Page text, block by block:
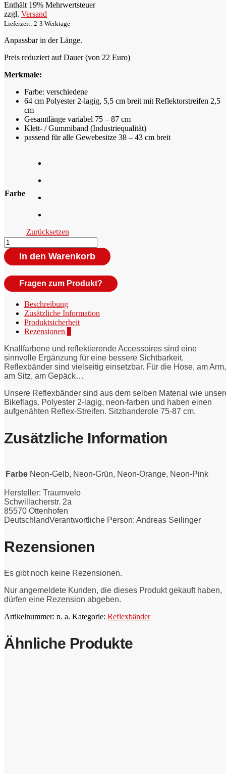
bis
Enthält 19% Mehrwertsteuer
zzgl. Versand
Lieferzeit: 2-3 Werktage
Anpassbar in der Länge.
Preis reduziert auf Dauer (von 22 Euro)
Merkmale:
Farbe: verschiedene
64 cm Polyester 2-lagig, 5,5 cm breit mit Reflektorstreifen 2,5
cm
Gesamtlänge variabel 75 – 87 cm
Klett- / Gummiband (Industriequalität)
passend für alle Gewebesitze 38 – 43 cm breit
Farbe
Zurücksetzen
Reflexband
Sitz
MengeIn den Warenkorb
Fragen zum Produkt?
Beschreibung
Zusätzliche Information
Produktsicherheit
Rezensionen
Knallfarbene und reflektierende Accessoires sind eine
sinnvolle Ergänzung für eine bessere Sichtbarkeit.
Reflexbänder sind vielseitig einsetzbar. Für die Hose, am Arm,
am Sitz, am Gepäck…
Unsere Reflexbänder sind aus dem selben Material wie
Bikeflags. Polyester 2-lagig, neon-farben und haben einen
aufgenähten Reflex-Streifen. Sitzbanderole 75-87 cm.
Zusätzliche Information
Farbe Neon-Gelb, Neon-Grün, Neon-Orange, Neon-Pink
Hersteller: Traumvelo
Schwillacherstr. 2a
85570 Ottenhofen
DeutschlandVerantwortliche Person: Andreas Seilinger
Rezensionen
Es gibt noch keine Rezensionen.
Nur angemeldete Kunden, die dieses Produkt gekauft haben,
dürfen eine Rezension abgeben.
Artikelnummer: n. a. Kategorie: Reflexbänder
Ähnliche Produkte